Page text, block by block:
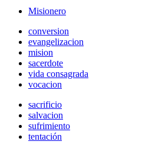
Misionero
conversion
evangelizacion
mision
sacerdote
vida consagrada
vocacion
sacrificio
salvacion
sufrimiento
tentación